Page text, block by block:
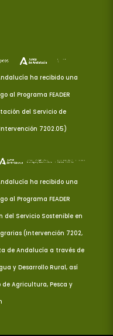
ha recibido una
al Programa FEADER
del Servicio de
7202.05)
ha recibido una
al Programa FEADER
del Servicio Sostenible en
(Intervención 7202,
de Andalucía a través de
y Desarrollo Rural, así
Agricultura, Pesca y